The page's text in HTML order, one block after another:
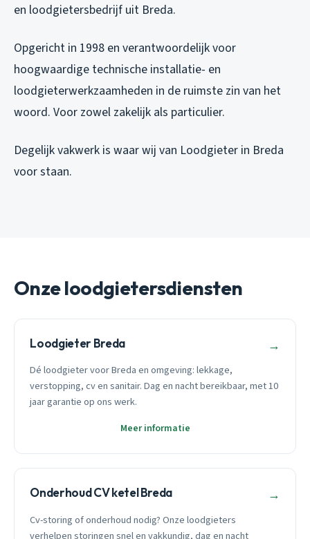
en loodgietersbedrijf uit Breda.
Opgericht in 1998 en verantwoordelijk voor
hoogwaardige technische installatie- en
loodgieterwerkzaamheden in de ruimste zin van het
woord. Voor zowel zakelijk als particulier.
Degelijk vakwerk is waar wij van Loodgieter in Breda
voor staan.
Onze loodgietersdiensten
Loodgieter Breda →
Dé loodgieter voor Breda en omgeving: lekkage,
verstopping, cv en sanitair. Dag en nacht bereikbaar, met 10
jaar garantie op ons werk.
Meer informatie
Onderhoud CV ketel Breda →
Cv-storing of onderhoud nodig? Onze loodgieters
verhelpen storingen snel en vakkundig, dag en nacht